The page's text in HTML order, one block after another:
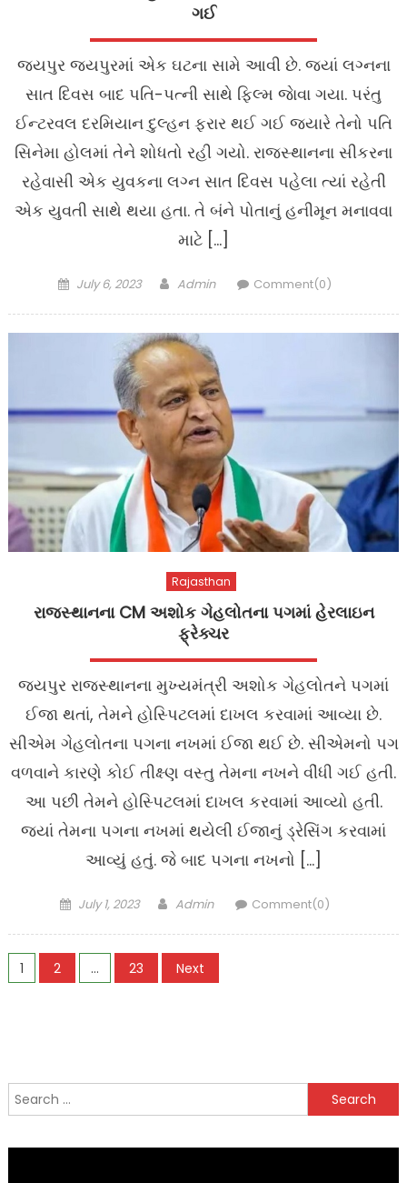
ગઈ
જયપુર જયપુરમાં એક ઘટના સામે આવી છે. જ્યાં લગ્નના
સાત દિવસ બાદ પતિ-પત્ની સાથે ફિલ્મ જાેવા ગયા. પરંતુ
ઈન્ટરવલ દરમિયાન દુલ્હન ફરાર થઈ ગઈ જ્યારે તેનો પતિ
સિનેમા હોલમાં તેને શોધતો રહી ગયો. રાજસ્થાનના સીકરના
રહેવાસી એક યુવકના લગ્ન સાત દિવસ પહેલા ત્યાં રહેતી
એક યુવતી સાથે થયા હતા. તે બંને પોતાનું હનીમૂન મનાવવા
માટે […]
Posted
July 6, 2023 Author
Admin Comment(0)
Rajasthan
રાજસ્થાનના CM અશોક ગેહલોતના પગમાં હેરલાઇન
ફ્રેક્ચર
જયપુર રાજસ્થાનના મુખ્યમંત્રી અશોક ગેહલોતને પગમાં
ઈજા થતાં, તેમને હોસ્પિટલમાં દાખલ કરવામાં આવ્યા છે.
સીએમ ગેહલોતના પગના નખમાં ઈજા થઈ છે. સીએમનો પગ
વળવાને કારણે કોઈ તીક્ષ્ણ વસ્તુ તેમના નખને વીંધી ગઈ હતી.
આ પછી તેમને હોસ્પિટલમાં દાખલ કરવામાં આવ્યો હતી.
જ્યાં તેમના પગના નખમાં થયેલી ઈજાનું ડ્રેસિંગ કરવામાં
આવ્યું હતું. જે બાદ પગના નખનો […]
Posted
July 1, 2023 Author
Admin Comment(0)
Posts
1 2 … 23 Next
Search
for: